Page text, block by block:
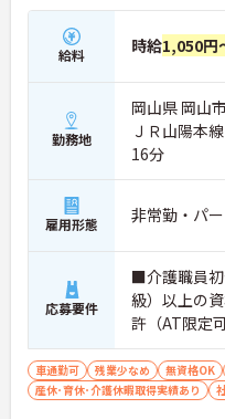
給料 時給1,050円
勤務地
岡山県 岡山
ＪＲ山陽本
16分
雇用形態 非常勤・パ
応募要件
■介護職員
級）以上の
許（AT限定可） ※未経験者、無資格
談
車通勤可 残業少なめ 無資格OK
産休･育休･介護休暇取得実績あり